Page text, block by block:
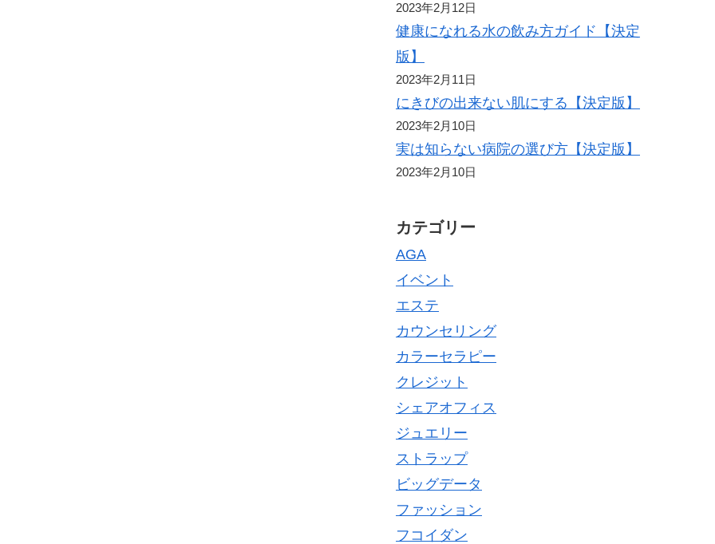
2023年2月12日
健康になれる水の飲み方ガイド【決定
版】
2023年2月11日
にきびの出来ない肌にする【決定版】
2023年2月10日
実は知らない病院の選び方【決定版】
2023年2月10日
カテゴリー
AGA
イベント
エステ
カウンセリング
カラーセラピー
クレジット
シェアオフィス
ジュエリー
ストラップ
ビッグデータ
ファッション
フコイダン